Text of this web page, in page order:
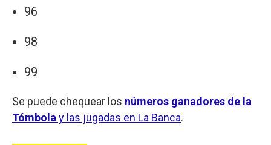
96
98
99
Se puede chequear los números ganadores de la
Tómbola y las jugadas en La Banca.